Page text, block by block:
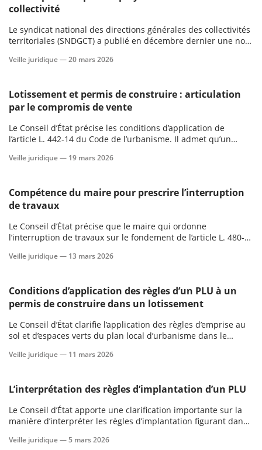
collectivité
Le syndicat national des directions générales des collectivités
territoriales (SNDGCT) a publié en décembre dernier une note
dans les collectivités locales.
Veille juridique —20 mars 2026
Lotissement et permis de construire : articulation
par le compromis de vente
Le Conseil d’État précise les conditions d’application de
l’article L. 442-14 du Code de l’urbanisme. Il admet qu’un
réalisation d’une division foncière et ainsi permettre au projet
Veille juridique — 19 mars 2026
Compétence du maire pour prescrire l’interruption
de travaux
Le Conseil d’État précise que le maire qui ordonne
l’interruption de travaux sur le fondement de l’article L. 480-2
liée lorsqu’il doit apprécier la conformité des travaux à une
Veille juridique — 13 mars 2026
Conditions d’application des règles d’un PLU à un
permis de construire dans un lotissement
Le Conseil d’État clarifie l’application des règles d’emprise au
sol et d’espaces verts du plan local d’urbanisme dans le
appréciées à l’échelle d’un permis de construire si le
Veille juridique — 11 mars 2026
L’interprétation des règles d’implantation d’un PLU
Le Conseil d’État apporte une clarification importante sur la
manière d’interpréter les règles d’implantation figurant dans
Veille juridique —5 mars 2026